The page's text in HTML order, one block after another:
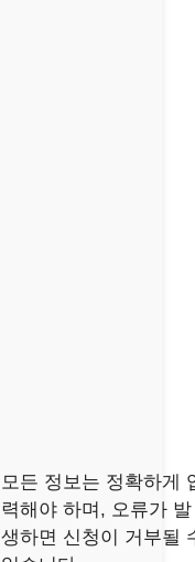
모든 정보는 정확하게
력해야 하며, 오류가 발
생하면 신청이 거부될